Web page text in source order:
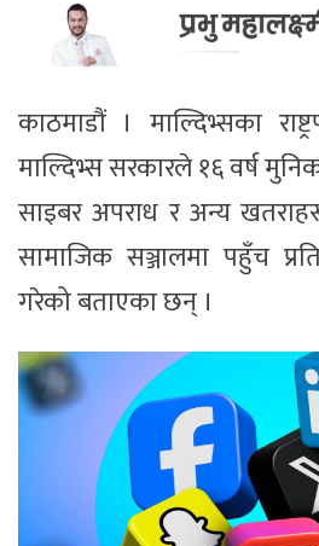
काठमाडौं । माल्दिभ्सका
माल्दिभ्स सरकारले १६ वर्ष
साइबर अपराध र अन्य
सामाजिक सञ्जालमा पहुँच
गरेको बताएका छन् ।